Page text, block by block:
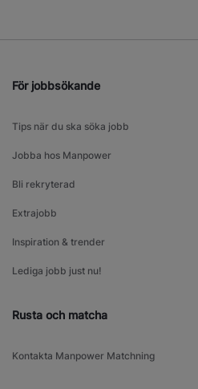
För jobbsökande
Tips när du ska söka jobb
Jobba hos Manpower
Bli rekryterad
Extrajobb
Inspiration & trender
Lediga jobb just nu!
Rusta och matcha
Kontakta Manpower Matchning